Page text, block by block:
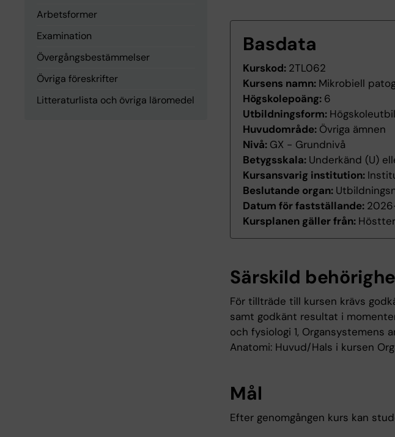
Arbetsformer
Examination
Övergångsbestämmelser
Övriga föreskrifter
Litteraturlista och övriga läromedel
Basdata
Kurskod: 2TL062
Kursens namn: Mikrobiell
Högskolepoäng: 6
Utbildningsform:
Huvudområde: Övriga ämnen
Nivå: GX - Grundnivå
Betygsskala: Underkänd (U)
Kursansvarig institution:
Beslutande organ:
Datum för fastställande:
Kursplanen gäller från:
Särskild
För tillträde till kursen krävs
samt godkänt resultat i
och fysiologi 1, Organsystemens
Anatomi: Huvud/Hals i kursen
Mål
Efter genomgången kurs kan